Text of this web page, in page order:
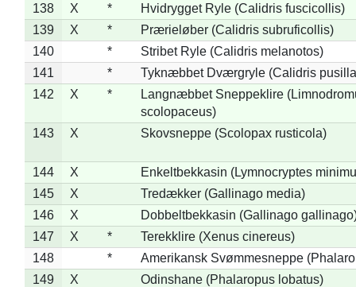
138
X *
Hvidrygget Ryle (Calidris fuscicollis)
139
X *
Prærieløber (Calidris subruficollis)
140
*
Stribet Ryle (Calidris melanotos)
141
*
Tyknæbbet Dværgryle (Calidris
142
X *
Langnæbbet Sneppeklire
scolopaceus)
143
X Skovsneppe (Scolopax rusticola)
144 X
Enkeltbekkasin (Lymnocryptes
145
X
Tredækker (Gallinago media)
146
X
Dobbeltbekkasin (Gallinago
147
X *
Terekklire (Xenus cinereus)
148
*
Amerikansk Svømmesneppe
149
X
Odinshane (Phalaropus lobatus)